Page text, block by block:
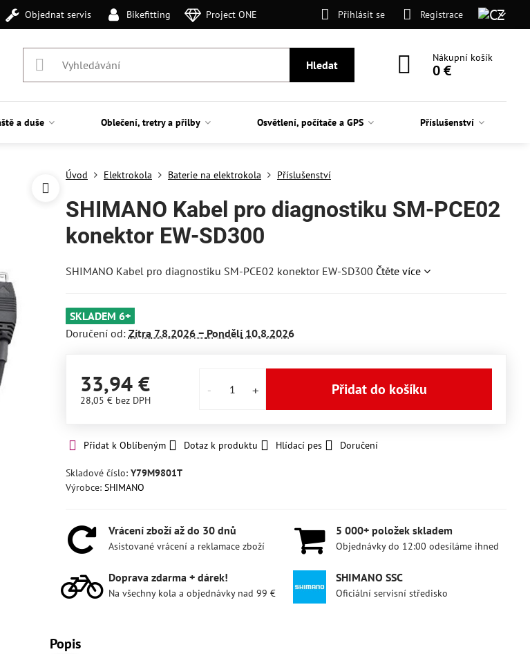
Objednat servis Bikefitting Project ONE Přihlásit se Registrace
Hledat
Nákupní košík
0 €
a duše Oblečení, tretry a přilby Osvětlení, počítače a GPS Příslušenství
Úvod Elektrokola Baterie na elektrokola Příslušenství
SHIMANO Kabel pro diagnostiku SM-PCE02
konektor EW-SD300
SHIMANO Kabel pro diagnostiku SM-PCE02 konektor EW-SD300 Čtěte více
SKLADEM 6+
Doručení od: Zítra7.8.2026 − Pondělí10.8.2026
33,94 €
28,05 € bez DPH
Přidat do košíku
Přidat k Oblíbeným Dotaz k produktu Hlídací pes Doručení
Skladové číslo: Y79M9801T
Výrobce: SHIMANO
Vrácení zboží až do 30 dnů
Asistované vrácení a reklamace zboží
5 000+ položek skladem
Objednávky do 12:00 odesíláme ihned
Doprava zdarma + dárek!
Na všechny kola a objednávky nad 99 €
SHIMANO SSC
Oficiální servisní středisko
Popis